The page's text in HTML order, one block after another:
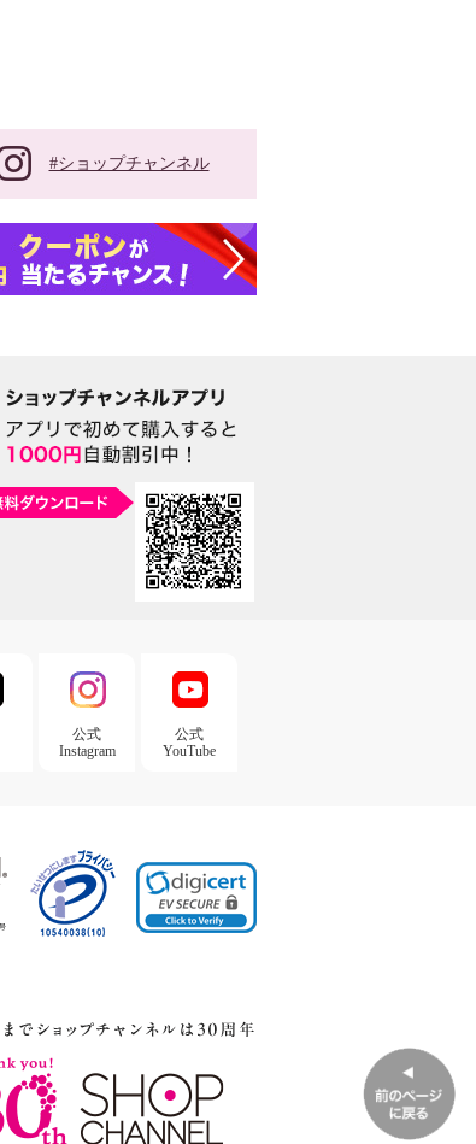
#ショップチャンネル
公式
Instagram
公式
YouTube